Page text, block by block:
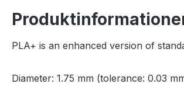
PLA+ is an enhanced version of
Diameter: 1.75 mm (tolerance: 0.03